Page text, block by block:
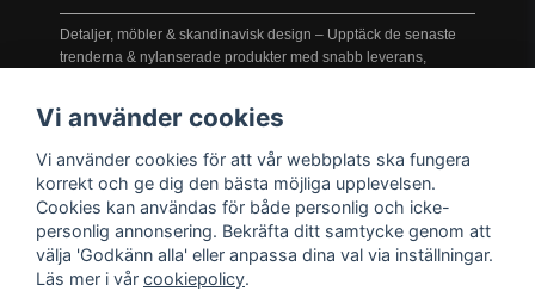
Detaljer, möbler & skandinavisk design – Upptäck de senaste
trenderna & nylanserade produkter med snabb leverans,
INFORMATION
Nyheter
Kampanjer
Varumärken
Vi använder cookies
Vi använder cookies för att vår webbplats ska fungera
korrekt och ge dig den bästa möjliga upplevelsen.
Cookies kan användas för både personlig och icke-
personlig annonsering. Bekräfta ditt samtycke genom att
välja 'Godkänn alla' eller anpassa dina val via inställningar.
Läs mer i vår cookiepolicy.